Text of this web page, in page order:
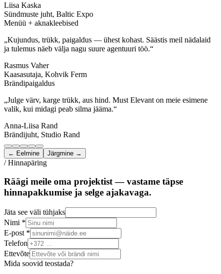
Liisa Kaska
Sündmuste juht, Baltic Expo
Menüü + aknakleebised
„Kujundus, trükk, paigaldus — ühest kohast. Säästis meil nädalaid
ja tulemus näeb välja nagu suure agentuuri töö.“
Rasmus Vaher
Kaasasutaja, Kohvik Ferm
Brändipaigaldus
„Julge värv, karge trükk, aus hind. Must Elevant on meie esimene
valik, kui midagi peab silma jääma.“
Anna-Liisa Rand
Brändijuht, Studio Rand
← Eelmine Järgmine →
/ Hinnapäring
Räägi meile oma projektist — vastame täpse
hinnapakkumise ja selge ajakavaga.
Jäta see väli tühjaks
Nimi *
E-post *
Telefon
Ettevõte
Mida soovid teostada?